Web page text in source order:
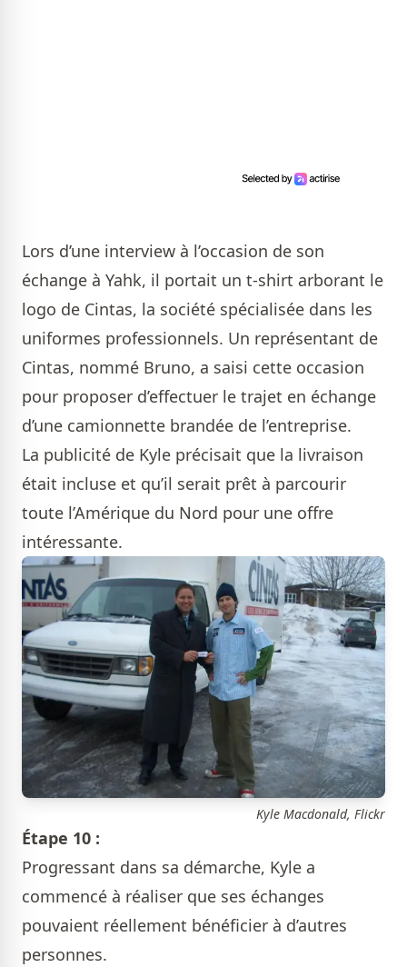
Lors d’une interview à l’occasion de son
échange à Yahk, il portait un t-shirt arborant le
logo de Cintas, la société spécialisée dans les
uniformes professionnels. Un représentant de
Cintas, nommé Bruno, a saisi cette occasion
pour proposer d’effectuer le trajet en échange
d’une camionnette brandée de l’entreprise.
La publicité de Kyle précisait que la livraison
était incluse et qu’il serait prêt à parcourir
toute l’Amérique du Nord pour une offre
intéressante.
Kyle Macdonald, Flickr
Étape 10 :
Progressant dans sa démarche, Kyle a
commencé à réaliser que ses échanges
pouvaient réellement bénéficier à d’autres
personnes.